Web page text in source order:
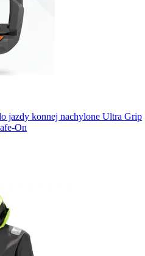
jazdy konnej nachylone Ultra Grip
On